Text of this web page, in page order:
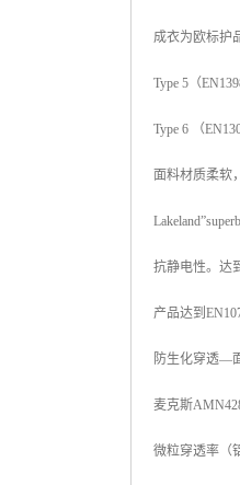
成衣为欧标护
Type 5（
Type 6 （
面料材质柔软
抗静电性。达
产品达到
防生化穿透—
麦克斯
微粒穿透率（